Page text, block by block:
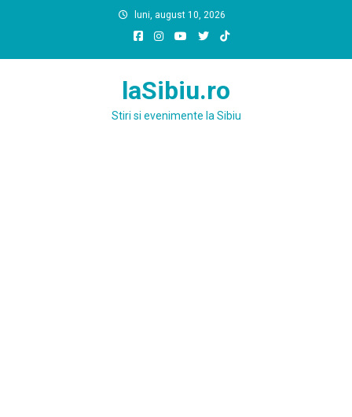
luni, august 10, 2026
laSibiu.ro
Stiri si evenimente la Sibiu